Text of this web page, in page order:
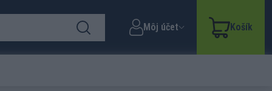
Môj účet Košík